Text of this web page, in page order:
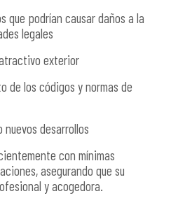
que podrían causar daños a la
legales
exterior
de los códigos y normas de
nuevos desarrollos
con mínimas
asegurando que su
y acogedora.